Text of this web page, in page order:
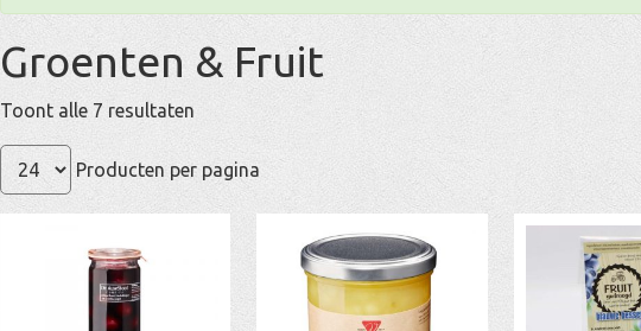
Groenten & Fruit
Toont alle 7 resultatenGesorteerd
populariteit
Producten per pagina